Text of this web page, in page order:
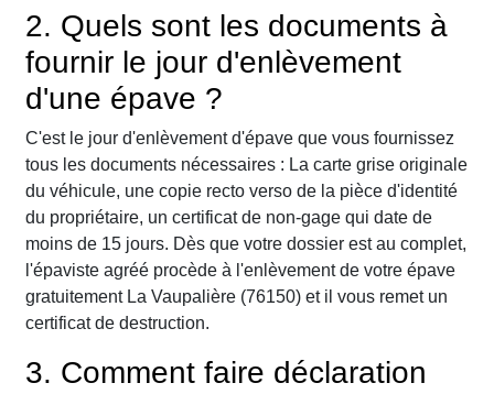
2. Quels sont les documents à
fournir le jour d'enlèvement
d'une épave ?
C'est le jour d'enlèvement d'épave que vous fournissez
tous les documents nécessaires : La carte grise originale
du véhicule, une copie recto verso de la pièce d'identité
du propriétaire, un certificat de non-gage qui date de
moins de 15 jours. Dès que votre dossier est au complet,
l'épaviste agréé procède à l'enlèvement de votre épave
gratuitement La Vaupalière (76150) et il vous remet un
certificat de destruction.
3. Comment faire déclaration